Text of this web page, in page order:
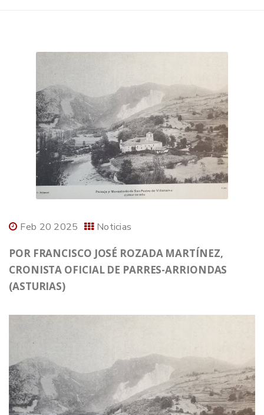
Feb 20 2025 Noticias
POR FRANCISCO JOSÉ ROZADA MARTÍNEZ,
CRONISTA OFICIAL DE PARRES-ARRIONDAS
(ASTURIAS)